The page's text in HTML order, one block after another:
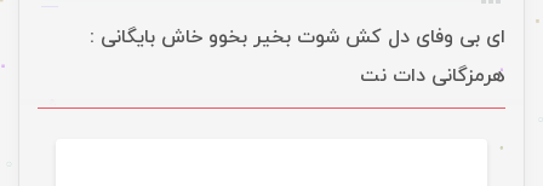
ای بی وفای دل کش شوت بخیر بخوو خاش بایگانی :
هرمزگانی دات نت